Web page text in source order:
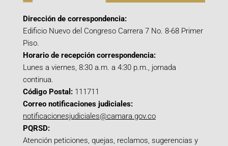
Dirección de correspondencia:
Edificio Nuevo del Congreso Carrera 7 No. 8-68 Primer
Piso.
Horario de recepción correspondencia:
Lunes a viernes, 8:30 a.m. a 4:30 p.m., jornada
continua.
Código Postal: 111711
Correo notificaciones judiciales:
notificacionesjudiciales@camara.gov.co
PQRSD:
Atención peticiones, quejas, reclamos, sugerencias y